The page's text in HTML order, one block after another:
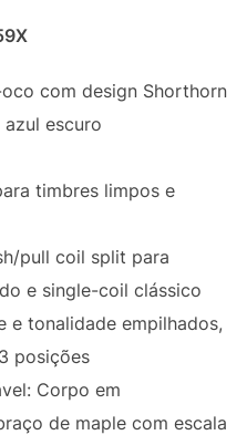
com design Shorthorn
escuro
timbres limpos e
pull coil split para
e single-coil clássico
e tonalidade empilhados,
posições
Corpo em
de maple com escala